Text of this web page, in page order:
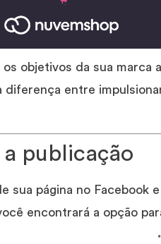
objetivos da sua
entre
a publicação
sua página no Facebook
encontrará a opção